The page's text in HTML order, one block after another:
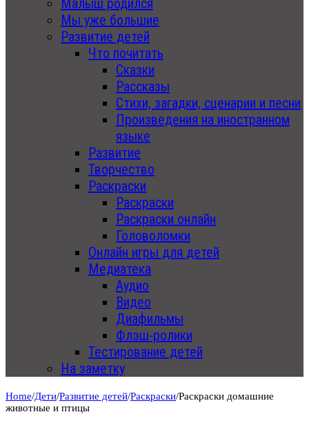
Мы уже большие
Развитие детей
Что почитать
Сказки
Рассказы
Стихи, загадки, сценарии и песни
Произведения на иностранном
языке
Развитие
Творчество
Раскраски
Раскраски
Раскраски онлайн
Головоломки
Онлайн игры для детей
Медиатека
Аудио
Видео
Диафильмы
Флэш-ролики
Тестирование детей
На заметку
Home/Дети/Развитие детей/Раскраски/Раскраски домашние
животные и птицы